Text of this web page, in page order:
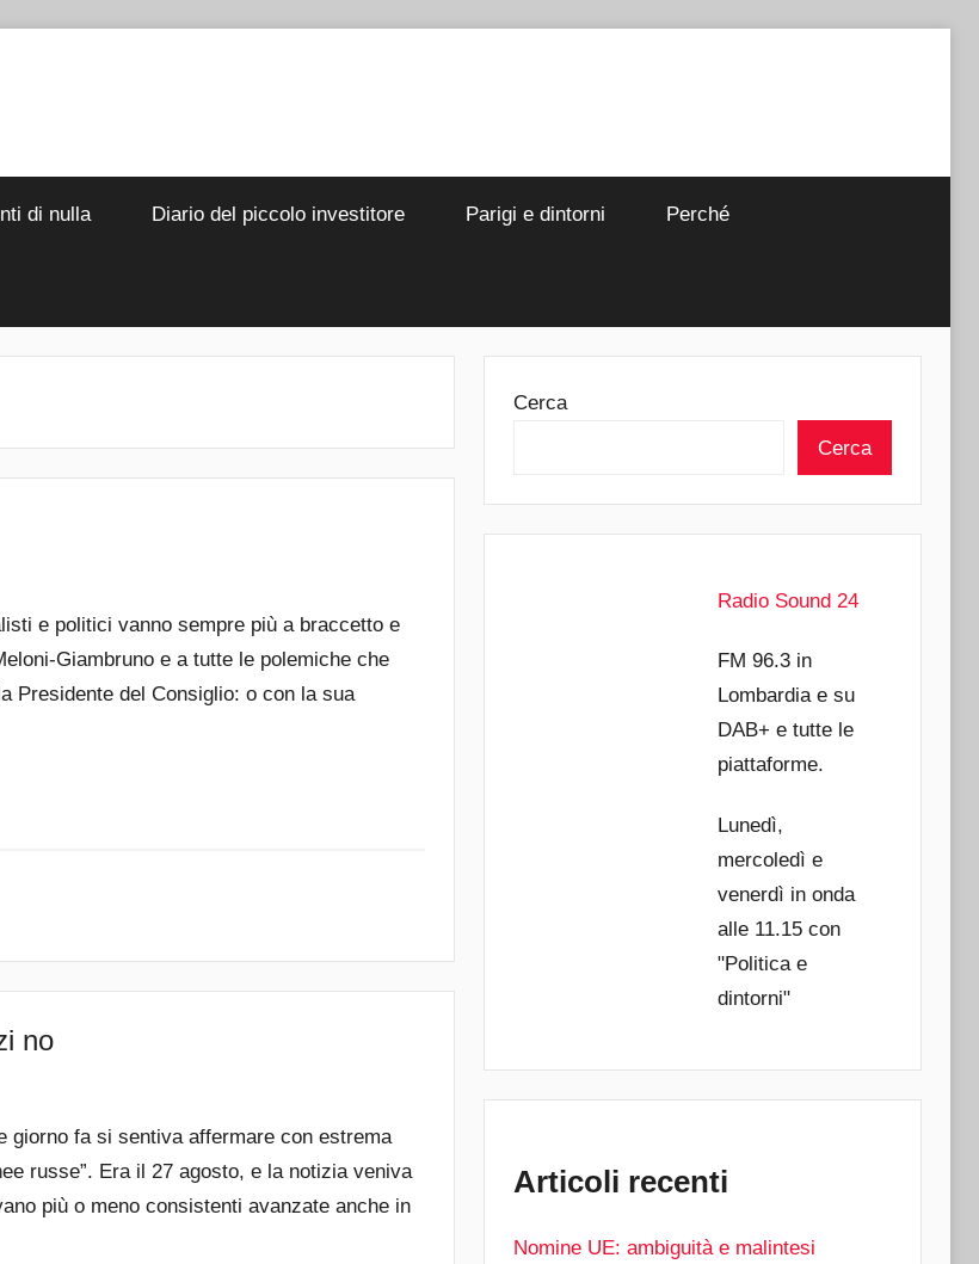
di nulla Diario del piccolo investitore Parigi e dintorni Perché
e politici vanno sempre più a braccetto e
Giambruno e a tutte le polemiche che
Presidente del Consiglio: o con la sua
no
giorno fa si sentiva affermare con estrema
russe”. Era il 27 agosto, e la notizia veniva
più o meno consistenti avanzate anche in
Cerca
Cerca
Radio Sound 24
FM 96.3 in
Lombardia e su
DAB+ e tutte le
piattaforme.
Lunedì,
mercoledì e
venerdì in onda
alle 11.15 con
"Politica e
dintorni"
Articoli recenti
Nomine UE: ambiguità e malintesi